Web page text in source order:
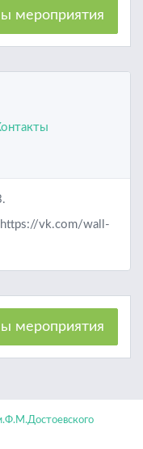
мероприятия
https://vk.com/wall-
мероприятия